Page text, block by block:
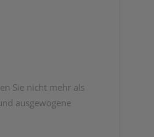
Sie nicht mehr als
ausgewogene